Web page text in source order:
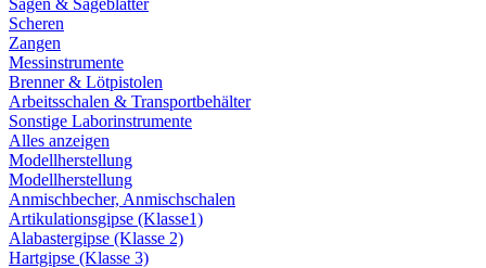
Sägen & Sägeblätter
Scheren
Zangen
Messinstrumente
Brenner & Lötpistolen
Arbeitsschalen & Transportbehälter
Sonstige Laborinstrumente
Alles anzeigen
Modellherstellung
Modellherstellung
Anmischbecher, Anmischschalen
Artikulationsgipse (Klasse1)
Alabastergipse (Klasse 2)
Hartgipse (Klasse 3)